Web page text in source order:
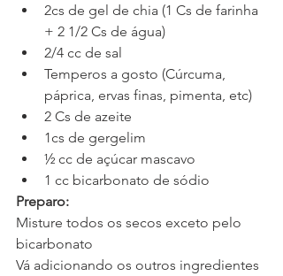
2cs de gel de chia (1 Cs de farinha
+ 2 1/2 Cs de água)
2/4 cc de sal
Temperos a gosto (Cúrcuma,
páprica, ervas finas, pimenta, etc)
2 Cs de azeite
1cs de gergelim
½ cc de açúcar mascavo
1 cc bicarbonato de sódio
Preparo:
Misture todos os secos exceto pelo
bicarbonato
Vá adicionando os outros ingredientes